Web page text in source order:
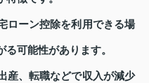
ローン控除を利用できる場
可能性があります。
産、転職などで収入が減少